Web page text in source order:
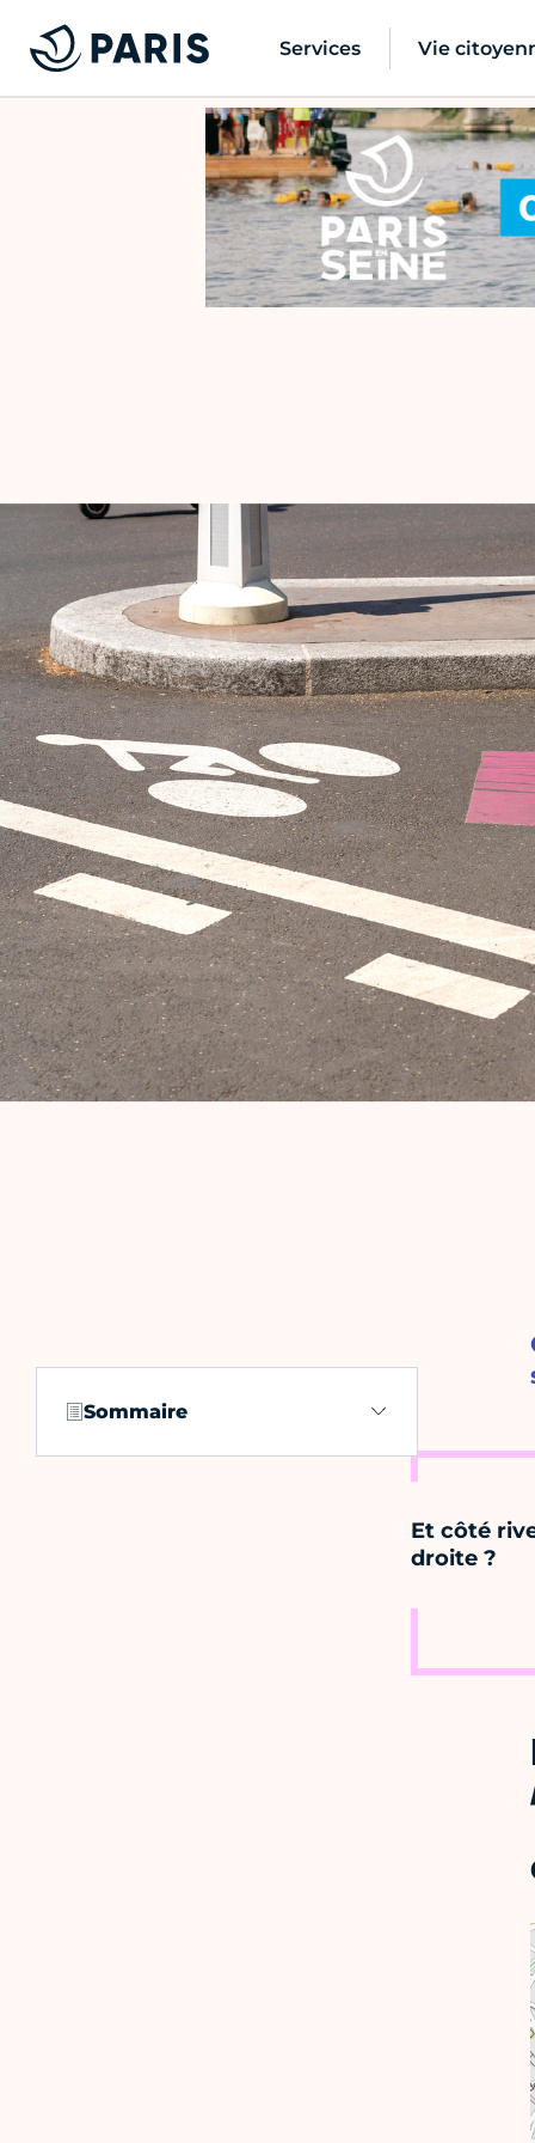
Services Vie
Sommaire
Et côté
droite ?